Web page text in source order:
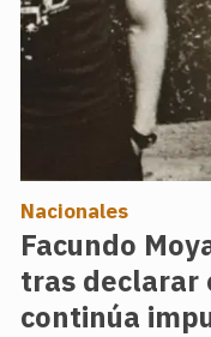
Facundo
tras declarar
continúa
Nacionales